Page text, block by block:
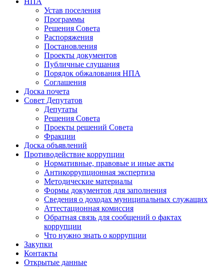
Устав поселения
Программы
Решения Совета
Распоряжения
Постановления
Проекты документов
Публичные слушания
Порядок обжалования НПА
Соглашения
Доска почета
Совет Депутатов
Депутаты
Решения Совета
Проекты решений Совета
Фракции
Доска объявлений
Противодействие коррупции
Нормативные, правовые и иные акты
Антикоррупционная экспертиза
Методические материалы
Формы документов для заполнения
Сведения о доходах муниципальных служащих
Аттестационная комиссия
Обратная связь для сообщений о фактах
коррупции
Что нужно знать о коррупции
Закупки
Контакты
Открытые данные